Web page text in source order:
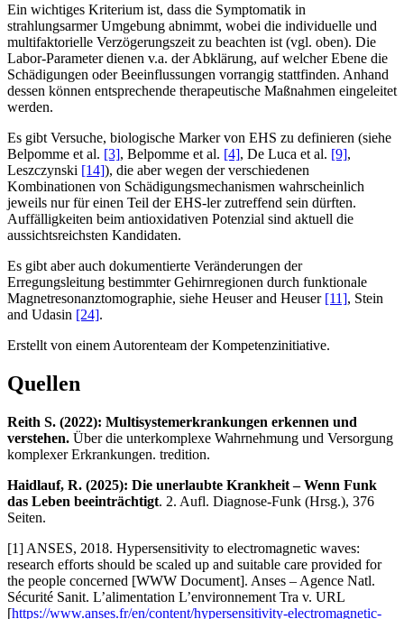
Ein wichtiges Kriterium ist, dass die Symptomatik in
strahlungsarmer Umgebung abnimmt, wobei die individuelle und
multifaktorielle Verzögerungszeit zu beachten ist (vgl. oben). Die
Labor-Parameter dienen v.a. der Abklärung, auf welcher Ebene die
Schädigungen oder Beeinflussungen vorrangig stattfinden. Anhand
dessen können entsprechende therapeutische Maßnahmen eingeleitet
werden.
Es gibt Versuche, biologische Marker von EHS zu definieren (siehe
Belpomme et al. [3], Belpomme et al. [4], De Luca et al. [9],
Leszczynski [14]), die aber wegen der verschiedenen
Kombinationen von Schädigungsmechanismen wahrscheinlich
jeweils nur für einen Teil der EHS-ler zutreffend sein dürften.
Auffälligkeiten beim antioxidativen Potenzial sind aktuell die
aussichtsreichsten Kandidaten.
Es gibt aber auch dokumentierte Veränderungen der
Erregungsleitung bestimmter Gehirnregionen durch funktionale
Magnetresonanztomographie, siehe Heuser and Heuser [11], Stein
and Udasin [24].
Erstellt von einem Autorenteam der Kompetenzinitiative.
Quellen
Reith S. (2022): Multisystemerkrankungen erkennen und
verstehen. Über die unterkomplexe Wahrnehmung und Versorgung
komplexer Erkrankungen. tredition.
Haidlauf, R. (2025): Die unerlaubte Krankheit – Wenn Funk
das Leben beeinträchtigt. 2. Aufl. Diagnose-Funk (Hrsg.), 376
Seiten.
[1] ANSES, 2018. Hypersensitivity to electromagnetic waves:
research efforts should be scaled up and suitable care provided for
the people concerned [WWW Document]. Anses – Agence Natl.
Sécurité Sanit. L’alimentation L’environnement Tra v. URL
[https://www.anses.fr/en/content/hypersensitivity-electromagnetic-